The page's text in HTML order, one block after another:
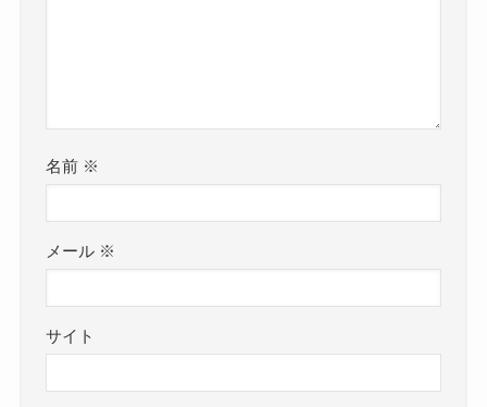
名前 ※
メール ※
サイト